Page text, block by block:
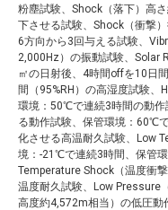
粉塵試験、Shock（落下）高
下させる試験、Shock（衝撃
6方向から3回与える試験、
2,000Hz）の振動試験、Solar
㎡の日射後、4時間offを10日
間（95%RH）の高湿度試験
環境：50℃で連続3時間の動
る動作試験、保管環境：60℃
化させる高温耐久試験、Low
境：-21℃で連続3時間、保管
Temperature Shock（温度衝
温度耐久試験、Low Pressure
高度約4,572m相当）の低圧